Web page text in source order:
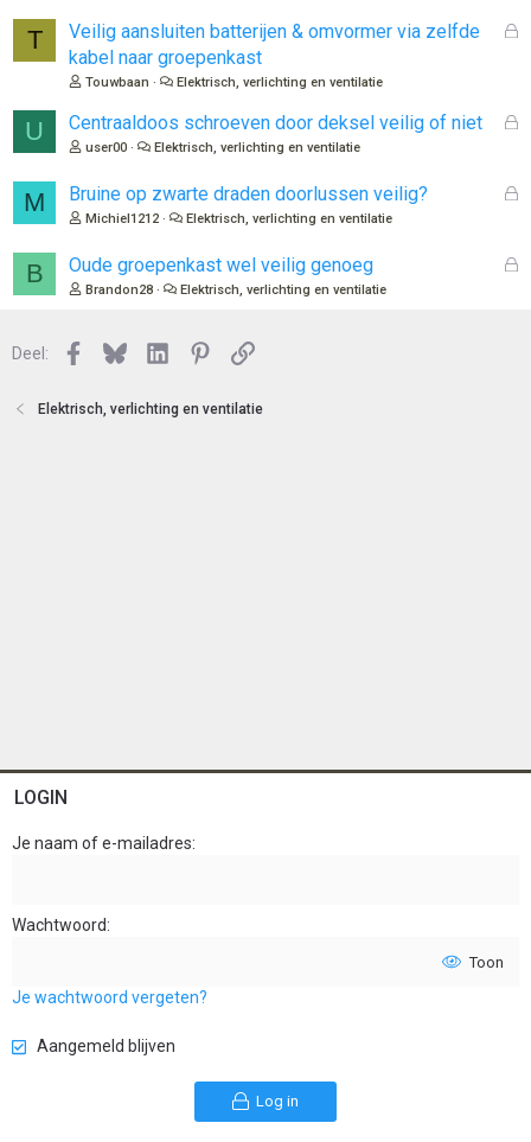
o
T
G
o
Veilig aansluiten batterijen & omvormer via zelfde
kabel naar groepenkast
Touwbaan Elektrisch, verlichting en ventilatie
U
G
n
Centraaldoos schroeven door deksel veilig of niet
user00 Elektrisch, verlichting en ventilatie
M
G
Bruine op zwarte draden doorlussen veilig?
Michiel1212 Elektrisch, verlichting en ventilatie
B
G
Oude groepenkast wel veilig genoeg
Brandon28 Elektrisch, verlichting en ventilatie
Deel: Facebook
BlueskyLinkedInPinterest
Link
Elektrisch, verlichting en ventilatie
LOGIN
Je naam of e-mailadres
Wachtwoord
Toon
Je wachtwoord vergeten?
Aangemeld blijven
Log in